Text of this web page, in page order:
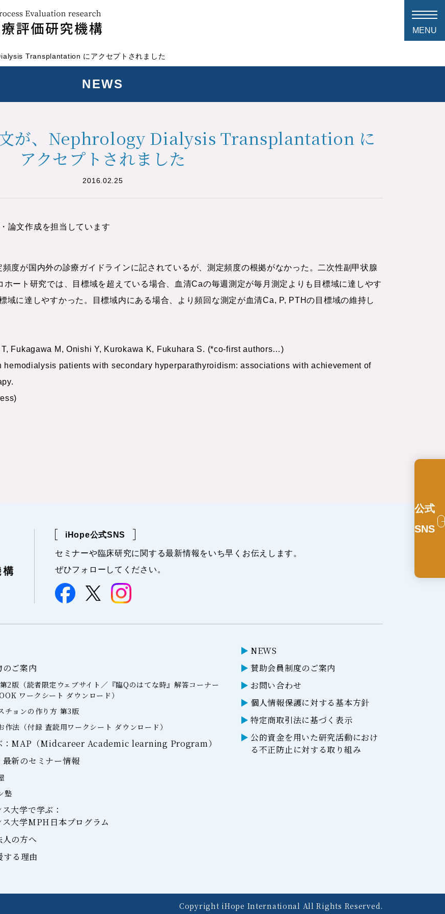
Transplantation にアクセプトされました
NEWS
が、Nephrology Dialysis Transplantation に
アクセプトされました
2016.02.25
論文作成を担当しています
度が国内外の診療ガイドラインに記されているが、測定頻度の根拠がなかった。二次性副甲状腺
ート研究では、目標域を超えている場合、血清Caの毎週測定が毎月測定よりも目標域に達しやす
域に達しやすかった。目標域内にある場合、より頻回な測定が血清Ca, P, PTHの目標域の維持し
Fukagawa M, Onishi Y, Kurokawa K, Fukuhara S. (*co-first authors…)
patients with secondary hyperparathyroidism: associations with achievement of
iHope公式SNS
セミナーや臨床研究に関する最新情報をいち早くお伝えします。
ぜひフォローしてください。
ご案内
2版（読者限定ウェブサイト／『臨Qのはてな時』解答コーナー
ワークシート ダウンロード）
チョンの作り方 第3版
作法（付録 査読用ワークシート ダウンロード）
：MAP（Midcareer Academic learning Program）
新のセミナー情報
塾
大学で学ぶ：
ス大学MPH日本プログラム
の方へ
る理由
NEWS
賛助会員制度のご案内
お問い合わせ
個人情報保護に対する基本方針
特定商取引法に基づく表示
公的資金を用いた研究活動におけ
る不正防止に対する取り組み
Copyright iHope International All Rights Reserved.
公式
SNS